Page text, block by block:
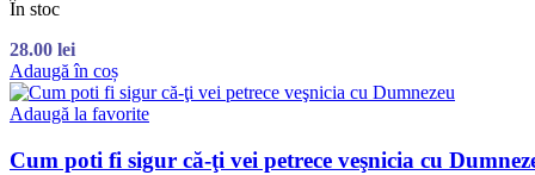
În stoc
28.00 lei
Adaugă în coș
Adaugă la favorite
Cum poti fi sigur că-ţi vei petrece veşnicia cu